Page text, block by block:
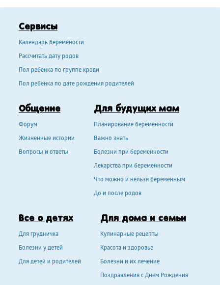
Сервисы
Календарь беремености
Рассчитать дату родов
Пол ребенка по группе крови
Пол ребенка по дате рождения родителей
Общение
Форум
Жизненные истории
Вопросы и ответы
Для будущих мам
Планирование беременности
Важно знать
Болезни при беременности
Лекарства при беременности
Что можно и нельзя беременным
До и после родов
Все о детях
Для грудничка
Болезни у детей
Для детей и родителей
Для дома и семьи
Кулинарные рецепты
Красота и здоровье
Болезни и их лечение
Поздравления с Днем Рождения